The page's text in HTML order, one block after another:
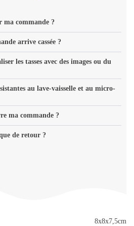
ma commande ?
arrive cassée ?
les tasses avec des images ou du
au lave-vaisselle et au micro-
ma commande ?
de retour ?
8x8x7,5cm